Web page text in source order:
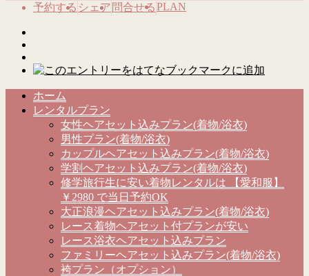
予約する シェア 問合せるPLAN
ホーム
レンタルプラン
女性ヘアセット込みプラン(着物/浴衣)
男性プラン(着物/浴衣)
カップルヘアセット込みプラン(着物/浴衣)
学割ヘアセット込みプラン(着物/浴衣)
修学旅行生に安い着物レンタルは 【愛和服】
￥2980 で当日予約OK
大正浪漫ヘアセット込みプラン(着物/浴衣)
レース着物ヘアセット付プランが安い
レース浴衣ヘアセット込みプラン
ファミリーヘアセット込みプラン(着物/浴衣)
袴プラン（オプション）